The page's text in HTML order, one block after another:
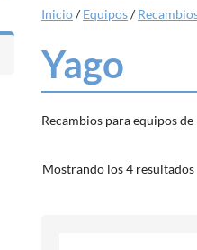
Inicio/Equipos/
Yago
Recambios para equipos de
Mostrando los 4 resultados